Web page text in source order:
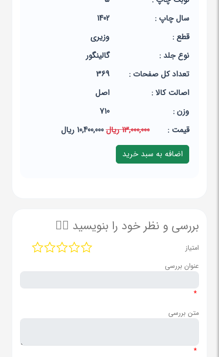
سال چاپ :
1402
قطع :
وزیری
نوع جلد :
گالینگور
تعداد کل صفحات :
369
اصالت کالا :
اصل
وزن :
710
قيمت :
13,000,000 ریال 10,400,000 ریال
بررسی و نظر خود را بنویسید ✍🏻
امتیاز
عنوان بررسی
*
متن بررسی
*